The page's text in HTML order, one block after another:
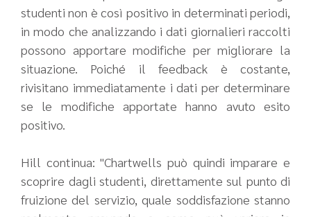
studenti non è così positivo in determinati periodi,
in modo che analizzando i dati giornalieri raccolti
possono apportare modifiche per migliorare la
situazione. Poiché il feedback è costante,
rivisitano immediatamente i dati per determinare
se le modifiche apportate hanno avuto esito
positivo.
Hill continua: "Chartwells può quindi imparare e
scoprire dagli studenti, direttamente sul punto di
fruizione del servizio, quale soddisfazione stanno